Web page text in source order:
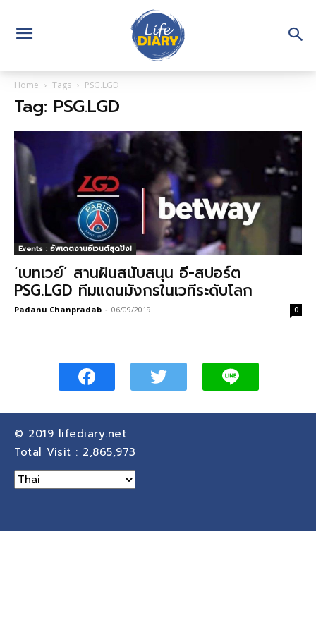
Home Tags PSG.LGD
Tag: PSG.LGD
Events : อัพเดตงานอีเวนต์สุดปัง!
‘เบทเวย์’ สานฝันสนับสนุน อี-สปอร์ต
PSG.LGD ทีมแดนมังกรในเวทีระดับโลก
Padanu Chanpradab - 06/09/2019 0
© 2019 lifediary.net
Total Visit : 2,865,973